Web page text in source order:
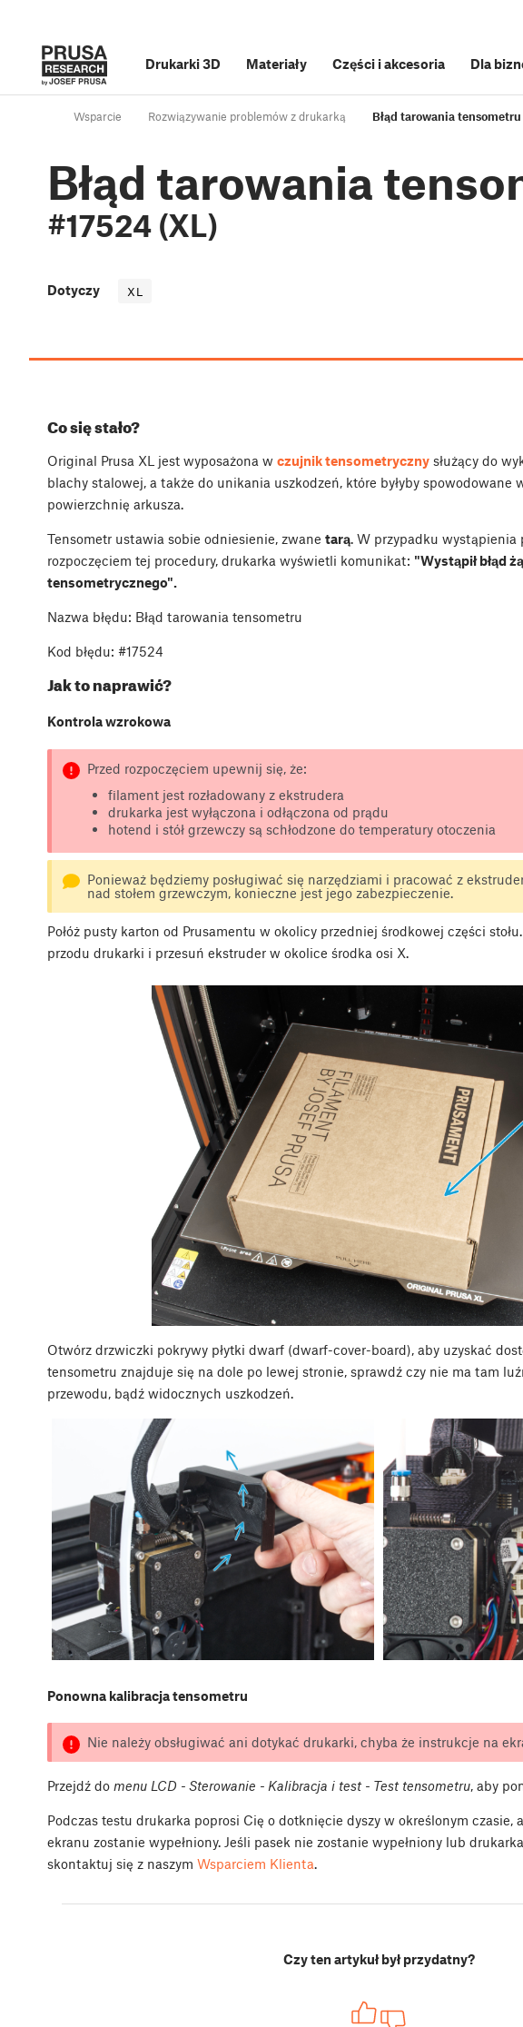
Drukarki 3D Materiały Części i akcesoria Dla
Wsparcie Rozwiązywanie problemów z drukarką Błąd tarowania
Błąd tarowania
#17524 (XL)
Dotyczy XL
Co się stało?
Original Prusa XL jest wyposażona w czujnik tensometryczny służący do
blachy stalowej, a także do unikania uszkodzeń, które byłyby spowodowane
powierzchnię arkusza.
Tensometr ustawia sobie odniesienie, zwane tarą. W przypadku wystąpienia
rozpoczęciem tej procedury, drukarka wyświetli komunikat: "Wystąpił błąd
tensometrycznego".
Nazwa błędu: Błąd tarowania tensometru
Kod błędu: #17524
Jak to naprawić?
Kontrola wzrokowa
Przed rozpoczęciem upewnij się, że:
filament jest rozładowany z ekstrudera
drukarka jest wyłączona i odłączona od prądu
hotend i stół grzewczy są schłodzone do temperatury otoczenia
Ponieważ będziemy posługiwać się narzędziami i pracować z
nad stołem grzewczym, konieczne jest jego zabezpieczenie.
Połóż pusty karton od Prusamentu w okolicy przedniej środkowej części
przodu drukarki i przesuń ekstruder w okolice środka osi X.
Otwórz drzwiczki pokrywy płytki dwarf (dwarf-cover-board), aby uzyskać
tensometru znajduje się na dole po lewej stronie, sprawdź czy nie ma tam
przewodu, bądź widocznych uszkodzeń.
Ponowna kalibracja tensometru
Nie należy obsługiwać ani dotykać drukarki, chyba że instrukcje na
Przejdź do menu LCD - Sterowanie - Kalibracja i test - Test tensometru, aby
Podczas testu drukarka poprosi Cię o dotknięcie dyszy w określonym czasie,
ekranu zostanie wypełniony. Jeśli pasek nie zostanie wypełniony lub
skontaktuj się z naszym Wsparciem Klienta.
Czy ten artykuł był przydatny?